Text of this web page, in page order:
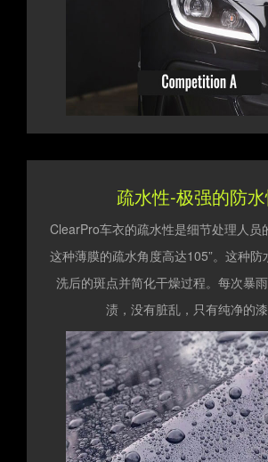
疏水性-极强的防
ClearPro车衣的疏水性是细节处理人员
这种薄膜的疏水角度高达105”。这种防
洗后的斑点并简化干燥过程。每次暴
渍，没有脏乱，只有纯净的漆